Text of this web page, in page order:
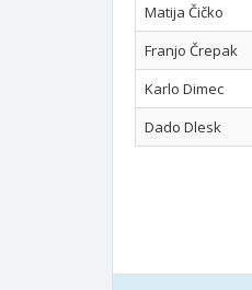
Matija Čičko
Franjo Črepak
Karlo Dimec
Dado Dlesk